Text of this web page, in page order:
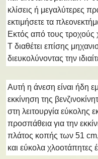
κλίσεις ή μεγαλύτερες
εκτιμήσετε τα
Εκτός από τους τροχούς
T διαθέτει επίσης
διευκολύνοντας την
Αυτή η άνεση είναι ήδη
εκκίνηση της
στη λειτουργία εύκολης
προσπάθεια για την
πλάτος κοπής των 51
και εύκολα χλοοτάπητες